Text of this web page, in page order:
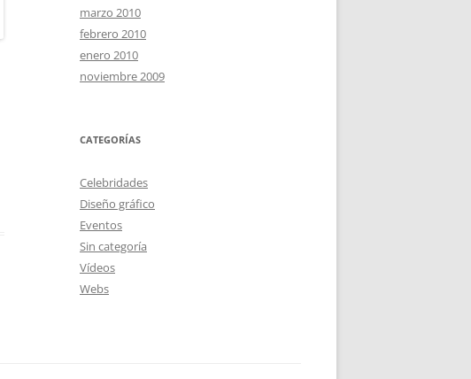
marzo 2010
febrero 2010
enero 2010
noviembre 2009
CATEGORÍAS
Celebridades
Diseño gráfico
Eventos
Sin categoría
Vídeos
Webs